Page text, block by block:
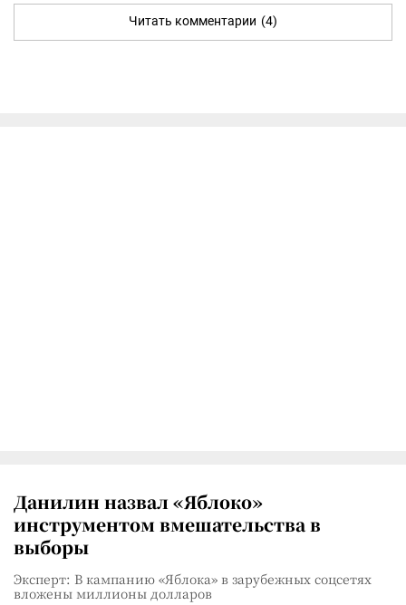
Читать комментарии (4)
Данилин назвал «Яблоко»
инструментом вмешательства в
выборы
Эксперт: В кампанию «Яблока» в зарубежных соцсетях
вложены миллионы долларов